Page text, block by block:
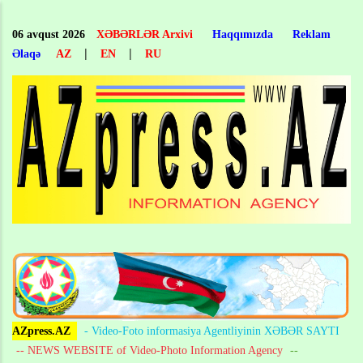
main
content
06 avqust 2026 XƏBƏRLƏR Arxivi Haqqımızda
Reklam
Əlaqə
AZ | EN | RU
AZpress.AZ
- Video-Foto informasiya Agentliyinin XƏBƏR SAYTI
-- NEWS WEBSITE of Video-Photo Information Agency --